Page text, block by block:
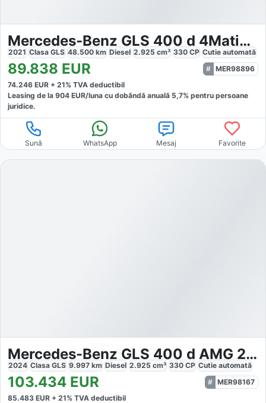
Mercedes-Benz GLS 400 d 4Matic Massage comfort seats, 7seats
2021 Clasa GLS 48.500 km Diesel 2.925 cm³ 330 CP Cutie automată
89.838 EUR
MER98896
74.246 EUR + 21% TVA deductibil
Leasing de la 904 EUR/luna cu dobăndă anuală 5,7% pentru persoane
juridice.
Sună WhatsApp Mesaj Favorite
Mercedes-Benz GLS 400 d AMG 22*Pano*Burmester*7Sitz*360°*STHZG
2024 Clasa GLS 9.997 km Diesel 2.925 cm³ 330 CP Cutie automată
103.434 EUR
MER98167
85.483 EUR + 21% TVA deductibil